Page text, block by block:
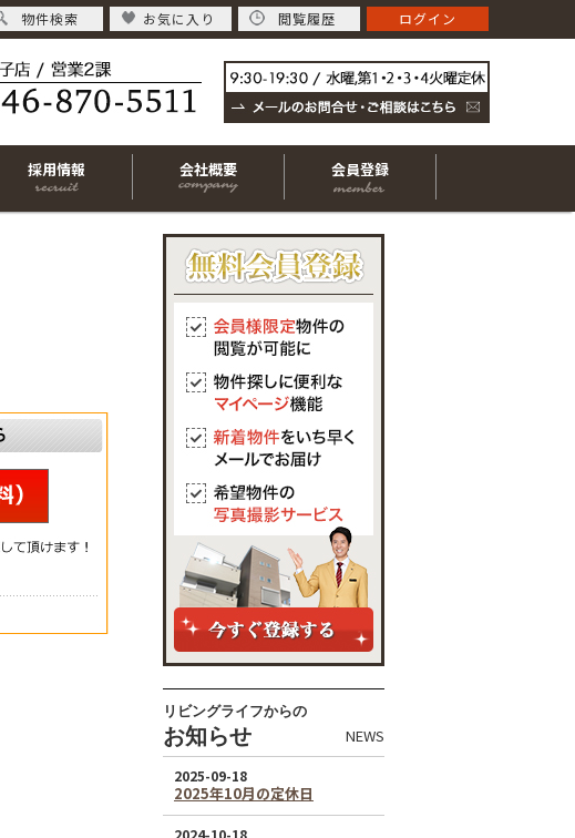
採用情報 会社概要 会員登録
リビングライフからの
お知らせ NEWS
物件検索 お気に入り 閲覧履歴 ログイン